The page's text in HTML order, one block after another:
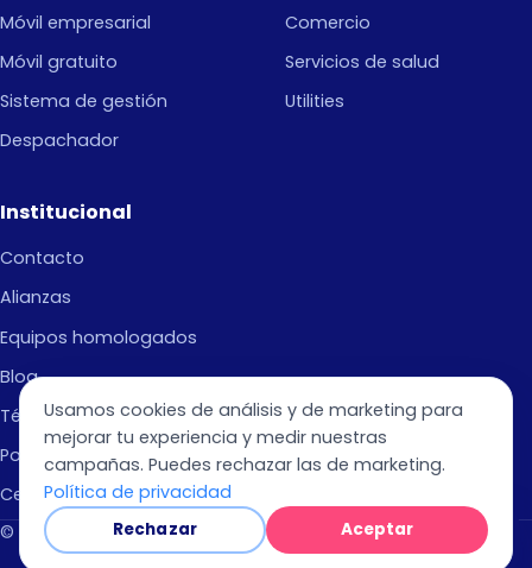
Móvil empresarial
Móvil gratuito
Sistema de gestión
Despachador
Comercio
Servicios de salud
Utilities
Institucional
Contacto
Alianzas
Equipos homologados
Blog
Términos de Uso
Política de privacidad
Centro de Ayuda
© 2026 BiPTT Tecnologia S.A. — Rio de Janeiro/RJ.
Usamos cookies de análisis y de marketing para
mejorar tu experiencia y medir nuestras
campañas. Puedes rechazar las de marketing.
Política de privacidad
Rechazar Aceptar
📊INFORME · DATO REAL
El estado de la comunicación de campo